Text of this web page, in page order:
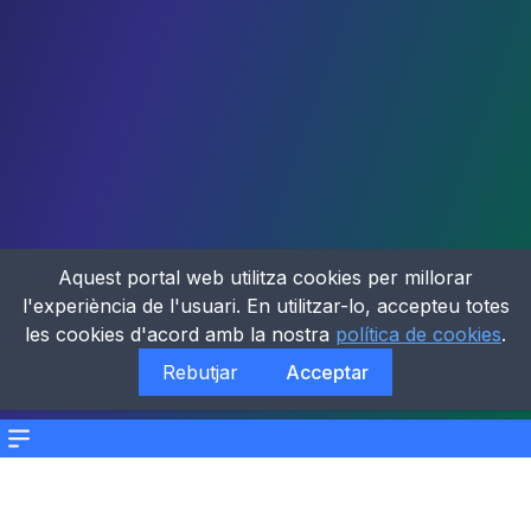
Menu
Aquest portal web utilitza cookies per millorar
l'experiència de l'usuari. En utilitzar-lo, accepteu totes
les cookies d'acord amb la nostra política de cookies.
Rebutjar
Acceptar